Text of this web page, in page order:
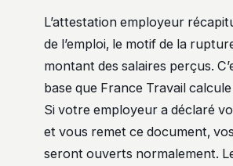
L’attestation employeur
de l’emploi, le motif de la
montant des salaires perçus.
base que France Travail
Si votre employeur a déclaré
et vous remet ce document,
seront ouverts normalement.